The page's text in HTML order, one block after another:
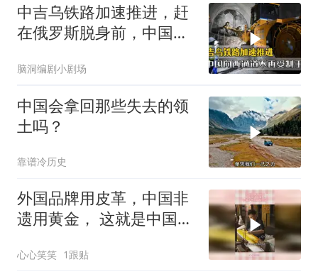
中吉乌铁路加速推进，赶
在俄罗斯脱身前，中国拿
脑洞编剧小剧场
中国会拿回那些失去的领
土吗？
靠谱冷历史
外国品牌用皮革，中国非
遗用黄金， 这就是中国手
心心笑笑 1跟贴